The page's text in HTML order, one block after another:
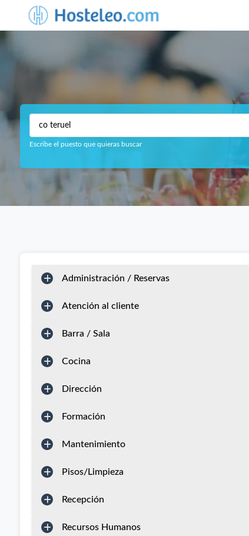
Escribe el puesto que quieras buscar
Administración / Reservas
Atención al cliente
Barra / Sala
Cocina
Dirección
Formación
Mantenimiento
Pisos/Limpieza
Recepción
Recursos Humanos